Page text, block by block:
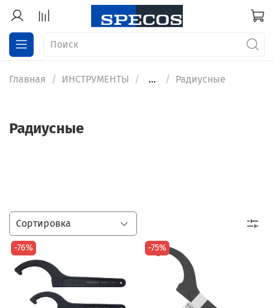
Главная ИНСТРУМЕНТЫ ... Радиусные
Радиусные
-76% -75%